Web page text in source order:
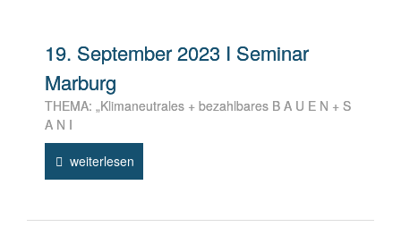
19. September 2023 I Seminar
Marburg
THEMA: „Klimaneutrales + bezahlbares B A U E N + S
A N I
weiterlesen